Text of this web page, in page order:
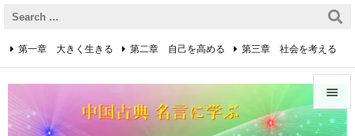


第一章 大きく生きる 第二章 自己を高める 第三章 社会を考える
第四章 着実に生きる 第五章 逆境を乗り越えるための心得
第六章 成功の心得 第七章 人と接するための心得